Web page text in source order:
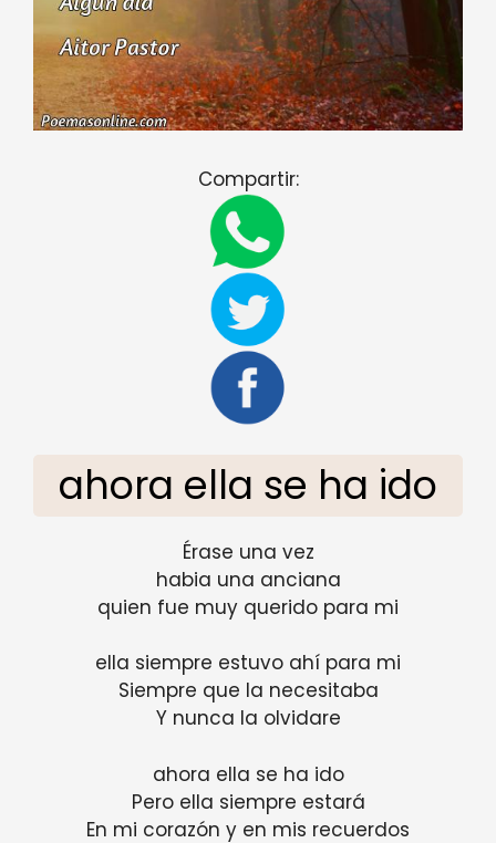
Compartir:
ahora ella se ha ido
Érase una vez
habia una anciana
quien fue muy querido para mi
ella siempre estuvo ahí para mi
Siempre que la necesitaba
Y nunca la olvidare
ahora ella se ha ido
Pero ella siempre estará
En mi corazón y en mis recuerdos